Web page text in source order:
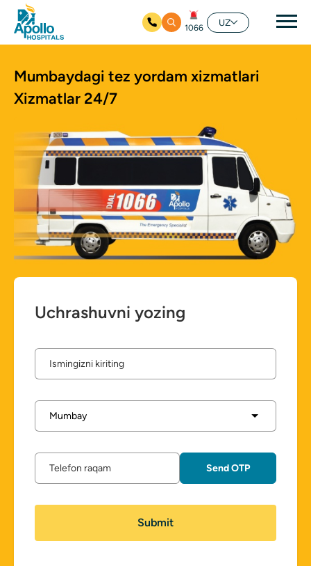
1066
UZ
Mumbaydagi tez yordam xizmatlari
Xizmatlar 24/7
Uchrashuvni yozing